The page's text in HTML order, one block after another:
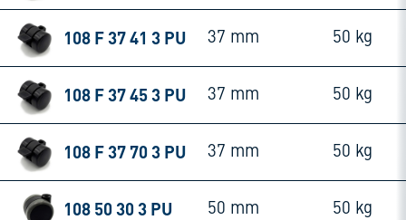
108 F 37 41 3 PU 37 mm 50 kg
108 F 37 45 3 PU 37 mm 50 kg
108 F 37 70 3 PU 37 mm 50 kg
108 50 30 3 PU 50 mm 50 kg